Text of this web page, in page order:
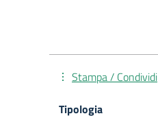
Stampa / Condividi
Tipologia